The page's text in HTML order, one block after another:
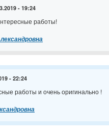
- 19:24
работы!
- 22:24
работы и очень оригинально !